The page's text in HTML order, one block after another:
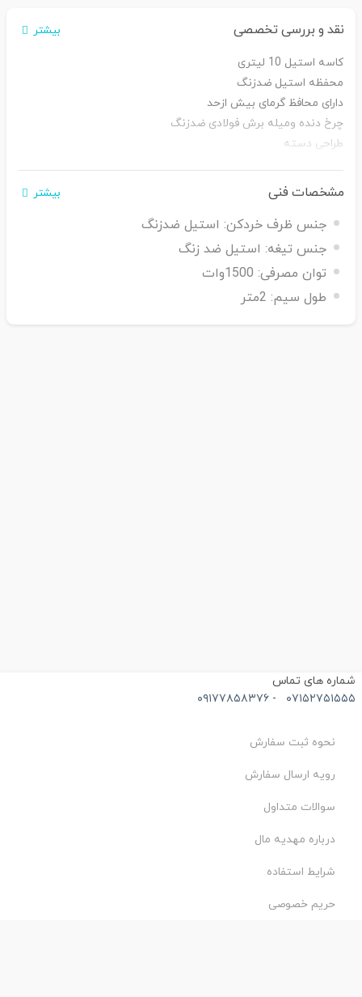
نقد و بررسی تخصصی بیشتر
کاسه استیل 10 لیتری
محفظه استیل ضدزنگ
دارای محافظ گرمای بیش ازحد
چرخ دنده ومیله برش فولادی ضدزنگ
طراحی دسته
کنترل دو دکمه سرعت
راحت و آسان برای نگه داشتن
دارای حلقه ضد لغزش
مشخصات فنی بیشتر
جنس ظرف خردکن: استیل ضدزنگ
جنس تیغه: استیل ضد زنگ
توان مصرفی: 1500وات
طول سیم: 2متر
های تماس
- ۰۹۱۷۷۸۵۸۳۷۶
نحوه ثبت سفارش
رویه ارسال سفارش
سوالات متداول
درباره مهدیه مال
شرایط استفاده
حریم خصوصی